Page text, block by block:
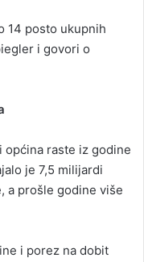
14 posto ukupnih
i govori o
općina raste iz godine
je 7,5 milijardi
a prošle godine više
i porez na dobit